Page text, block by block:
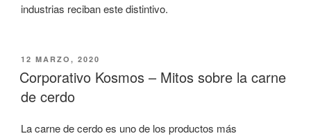
industrias reciban este distintivo.
PUBLICADO
EL
12 MARZO, 2020
Corporativo Kosmos – Mitos sobre la carne
de cerdo
La carne de cerdo es uno de los productos más